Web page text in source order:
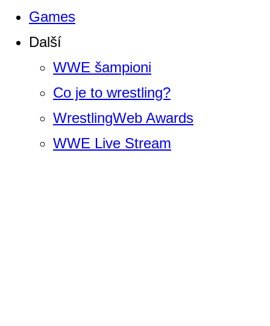
Games
Další
WWE šampioni
Co je to wrestling?
WrestlingWeb Awards
WWE Live Stream